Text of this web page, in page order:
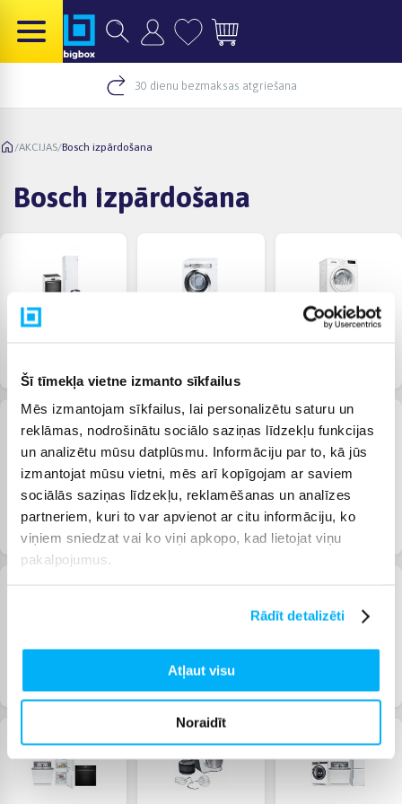
Šī tīmekļa vietne izmanto sīkfailus
Mēs izmantojam sīkfailus, lai personalizētu saturu un
reklāmas, nodrošinātu sociālo saziņas līdzekļu funkcijas
un analizētu mūsu datplūsmu. Informāciju par to, kā jūs
izmantojat mūsu vietni, mēs arī kopīgojam ar saviem
sociālās saziņas līdzekļu, reklamēšanas un analīzes
partneriem, kuri to var apvienot ar citu informāciju, ko
viņiem sniedzat vai ko viņi apkopo, kad lietojat viņu
pakalpojumus.
Rādīt detalizēti
Atļaut visu
Noraidīt
30 dienu bezmaksas atgriešana
/AKCIJAS/Bosch izpārdošana
Bosch izpārdošana
Bosch saldēšanas
tehnikas izpārdošana
Bosch trauku
mazgājamo mašīnu
izpārdošana
Bosch plīšu
izpārdošana
izpārdošana
Bosch tvaika nosūcēju
izpārdošana
izpārdošana